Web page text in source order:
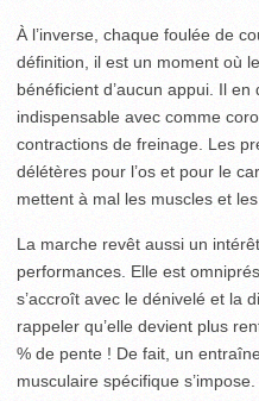
À l’inverse, chaque foulée de
définition, il est un moment où
bénéficient d’aucun appui. Il
indispensable avec comme
contractions de freinage. Les
délétères pour l’os et pour le
mettent à mal les muscles et les
La marche revêt aussi un
performances. Elle est
s’accroît avec le dénivelé et la
rappeler qu’elle devient plus
% de pente ! De fait, un
musculaire spécifique s’impose.